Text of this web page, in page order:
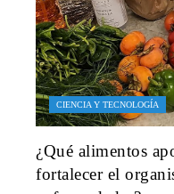
CIENCIA Y TECNOLOGÍA
¿Qué alimentos
fortalecer el